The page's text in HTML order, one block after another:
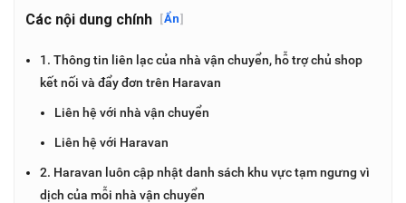
Các nội dung chính [Ẩn]
1. Thông tin liên lạc của nhà vận chuyển, hỗ trợ chủ shop
kết nối và đẩy đơn trên Haravan
Liên hệ với nhà vận chuyển
Liên hệ với Haravan
2. Haravan luôn cập nhật danh sách khu vực tạm ngưng vì
dịch của mỗi nhà vận chuyển